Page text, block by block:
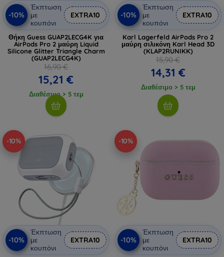
-10%
Έκπτωση
με
κουπόνι
EXTRA10
Θήκη Guess GUAP2LECG4K για
AirPods Pro 2 μαύρη Liquid
Silicone Glitter Triangle Charm
(GUAP2LECG4K)
16,90 €
15,21 €
Διαθέσιμο > 5 τεμ
-10%
Έκπτωση
με
κουπόνι
EXTRA10
Karl Lagerfeld AirPods Pro 2
μαύρη σιλικόνη Karl Head 3D
(KLAP2RUNIKK)
15,90 €
14,31 €
Διαθέσιμο > 5 τεμ
-10%
-10%
Έκπτωση
με
κουπόνι
EXTRA10
-10%
-10%
Έκπτωση
με
κουπόνι
EXTRA10